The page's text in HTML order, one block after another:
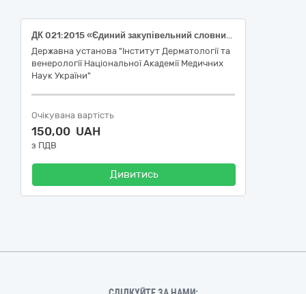
ДК 021:2015 «Єдиний закупівельний словник»: 33600000-6 Фармацевтична продукція, (Phenylephrine)
Державна установа "Інститут Дерматології та
венерології Національної Академії Медичних
Наук України"
Очікувана вартість
150,00 UAH
з ПДВ
Дивитись